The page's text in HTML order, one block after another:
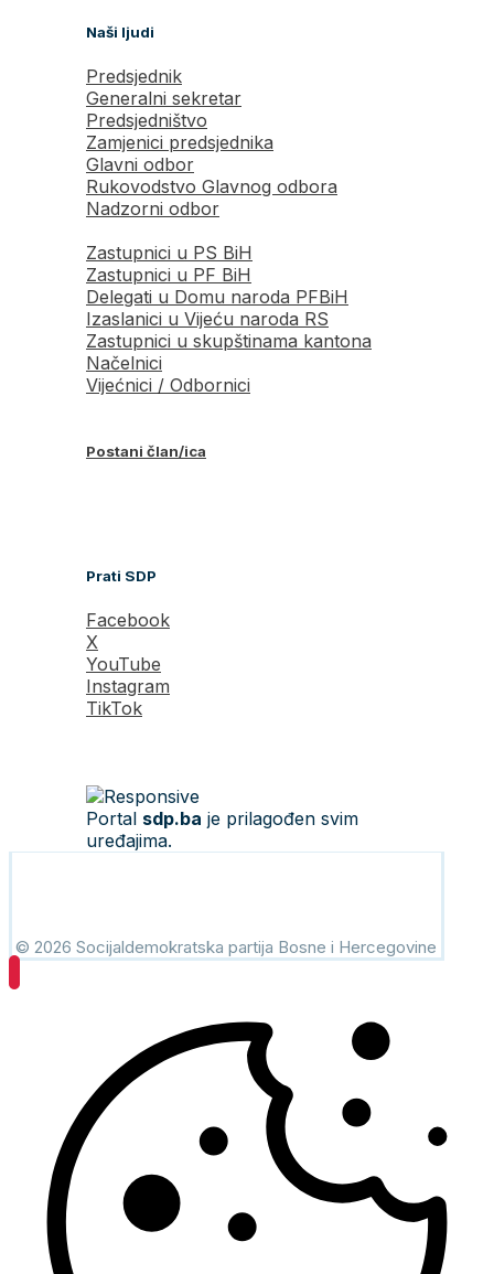
Naši ljudi
Predsjednik
Generalni sekretar
Predsjedništvo
Zamjenici predsjednika
Glavni odbor
Rukovodstvo Glavnog odbora
Nadzorni odbor
Zastupnici u PS BiH
Zastupnici u PF BiH
Delegati u Domu naroda PFBiH
Izaslanici u Vijeću naroda RS
Zastupnici u skupštinama kantona
Načelnici
Vijećnici / Odbornici
Postani član/ica
Prati SDP
Facebook
X
YouTube
Instagram
TikTok
Portal sdp.ba je prilagođen svim
uređajima.
© 2026 Socijaldemokratska partija Bosne i Hercegovine